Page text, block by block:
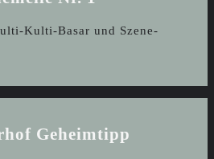
Kulti-Basar und Szene-
Geheimtipp